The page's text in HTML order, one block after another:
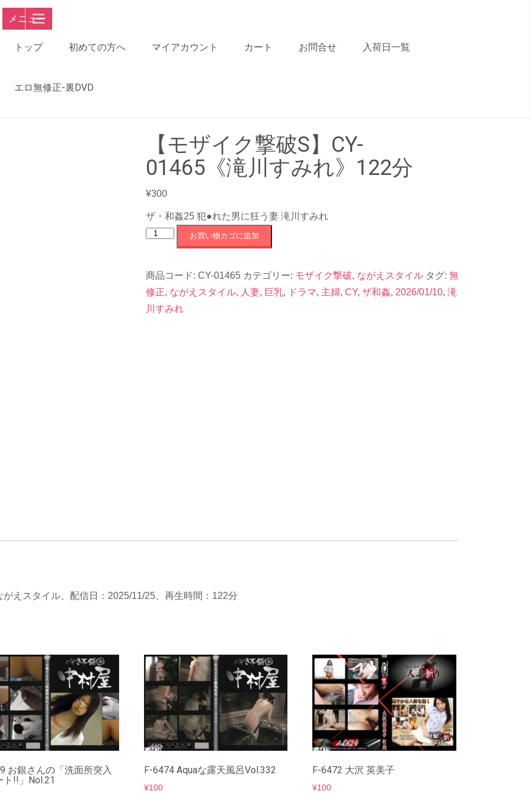
メニュー
トップ 初めての方へ マイアカウント カート お問合せ 入荷日一覧
エロ無修正-裏DVD
【モザイク撃破S】CY-
01465《滝川すみれ》122分
¥300
ザ・和姦25 犯●れた男に狂う妻 滝川すみれ
【モ
ク
撃
破
お買い物カゴに追加
商品コード: CY-01465 カテゴリー: モザイク撃破, ながえスタイル タグ: 無
修正, ながえスタイル, 人妻, 巨乳, ドラマ, 主婦, CY, ザ和姦, 2026/01/10, 滝
川すみれ
えスタイル、配信日：2025/11/25、再生時間：122分
お銀さんの「洗面所突入
ト!!」Nol.21
F-6474 Aquaな露天風呂Vol.332
¥100
F-6472 大沢 英美子
¥100